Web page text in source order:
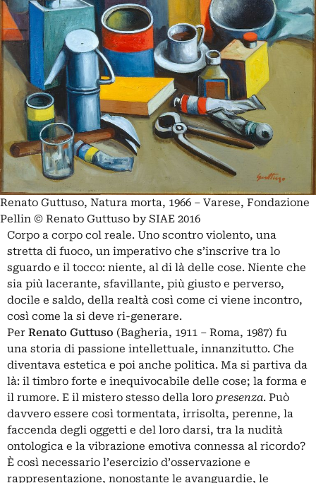
Renato Guttuso, Natura morta, 1966 – Varese, Fondazione
Pellin © Renato Guttuso by SIAE 2016
Corpo a corpo col reale. Uno scontro violento, una
stretta di fuoco, un imperativo che s’inscrive tra lo
sguardo e il tocco: niente, al di là delle cose. Niente che
sia più lacerante, sfavillante, più giusto e perverso,
docile e saldo, della realtà così come ci viene incontro,
così come la si deve ri-generare.
Per Renato Guttuso (Bagheria, 1911 – Roma, 1987) fu
una storia di passione intellettuale, innanzitutto. Che
diventava estetica e poi anche politica. Ma si partiva da
là: il timbro forte e inequivocabile delle cose; la forma e
il rumore. E il mistero stesso della loro presenza. Può
davvero essere così tormentata, irrisolta, perenne, la
faccenda degli oggetti e del loro darsi, tra la nudità
ontologica e la vibrazione emotiva connessa al ricordo?
È così necessario l’esercizio d’osservazione e
rappresentazione, nonostante le avanguardie, le